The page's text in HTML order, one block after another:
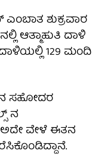
ಶುಕ್ರವಾರ
ಆತ್ಮಾಹುತಿ ದಾಳಿ
129 ಮಂದಿ
ಸಹೋದರ
ನ
ಅದೇ ವೇಳೆ ಈತನ